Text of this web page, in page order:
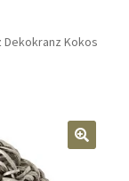
öffnen
Dekokranz Kokos